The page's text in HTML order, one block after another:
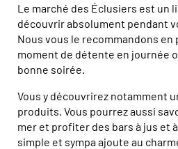
Le marché des Éclusiers est un
découvrir absolument pendant
Nous vous le recommandons
moment de détente en journée
bonne soirée.
Vous y découvrirez notamment
produits. Vous pourrez aussi
mer et profiter des bars à jus et
simple et sympa ajoute au